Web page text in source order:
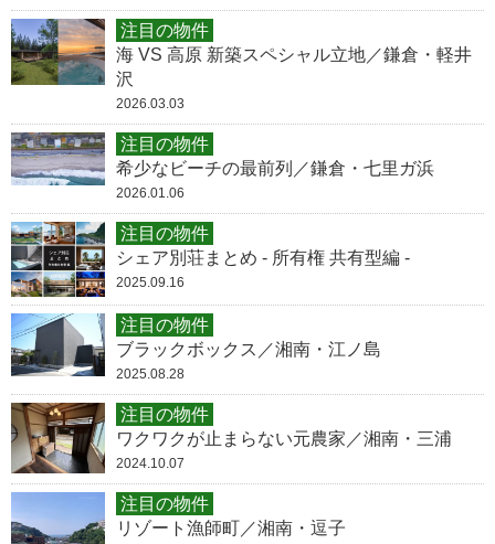
注目の物件
海 VS 高原 新築スペシャル立地／鎌倉・軽井
沢
2026.03.03
注目の物件
希少なビーチの最前列／鎌倉・七里ガ浜
2026.01.06
注目の物件
シェア別荘まとめ - 所有権 共有型編 -
2025.09.16
注目の物件
ブラックボックス／湘南・江ノ島
2025.08.28
注目の物件
ワクワクが止まらない元農家／湘南・三浦
2024.10.07
注目の物件
リゾート漁師町／湘南・逗子